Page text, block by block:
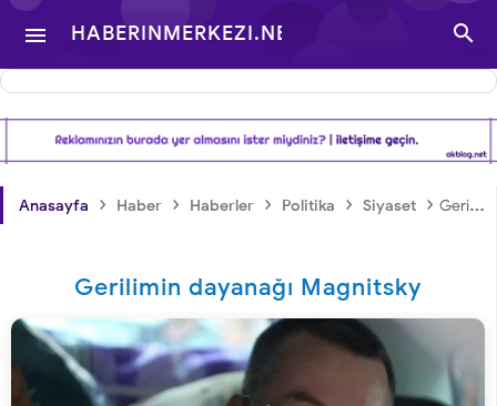
 HABERINMERKEZI.NET
- TÜRKIYE VE DÜNYA
GÜNDEMINDEN

Anasayfa › Haber › Haberler › Politika › Siyaset › Gerilimin dayanağı Magnitsky
Gerilimin dayanağı Magnitsky